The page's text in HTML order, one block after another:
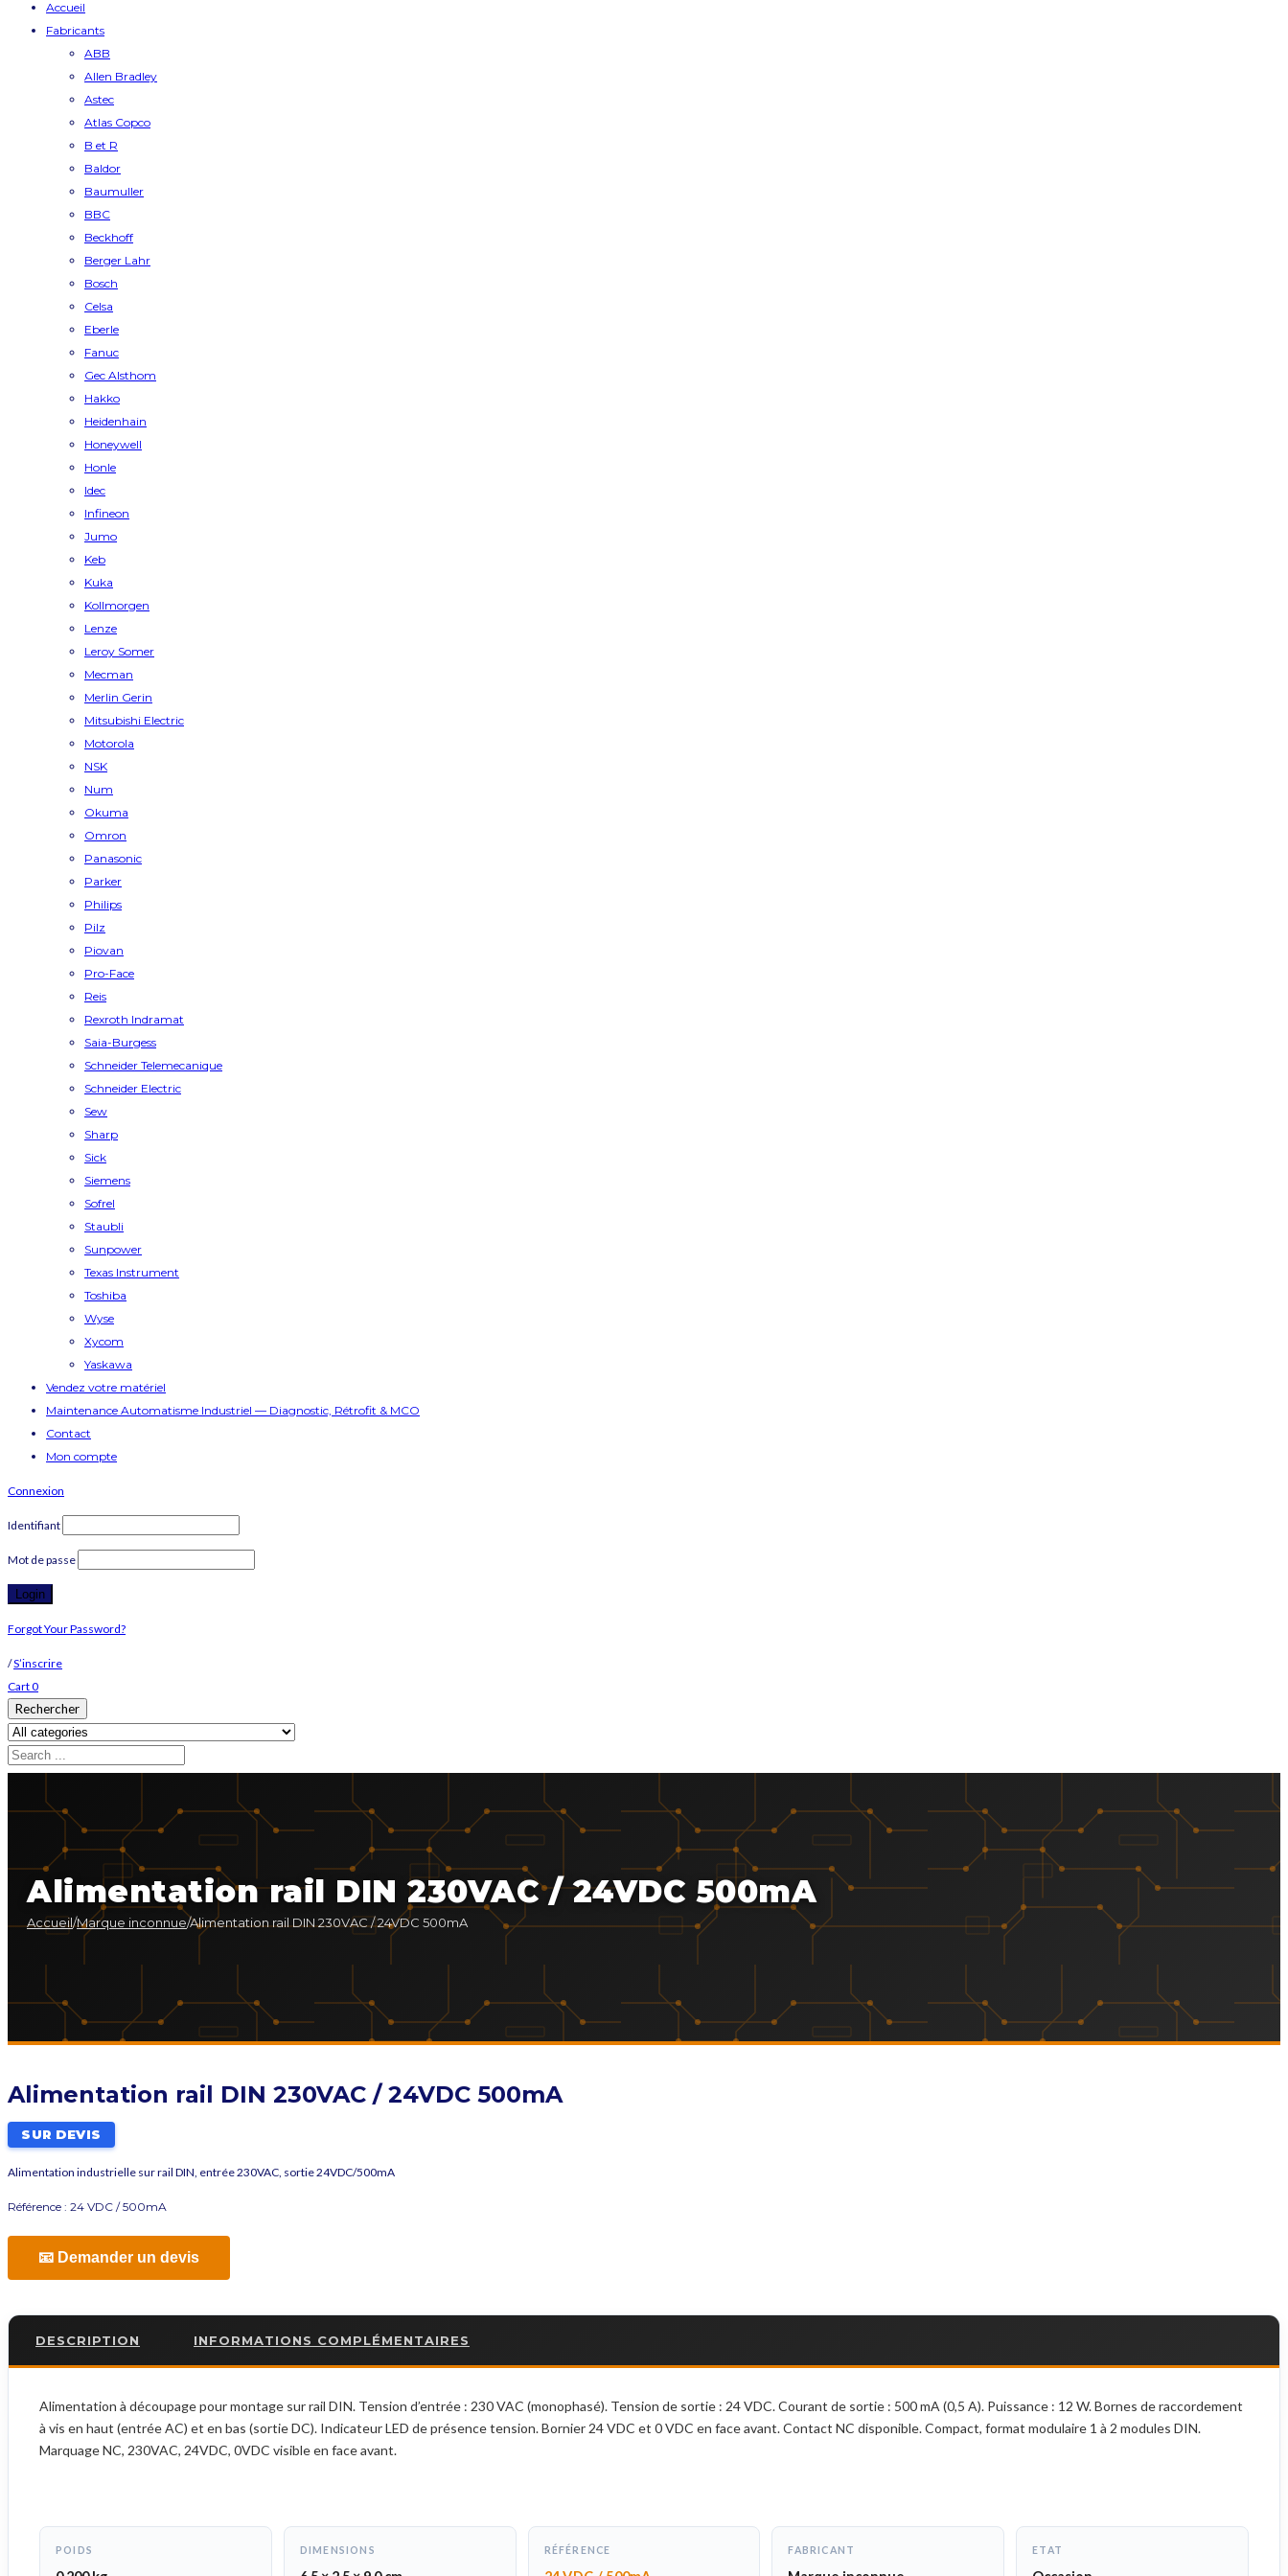
Accueil
Fabricants
ABB
Allen Bradley
Astec
Atlas Copco
B et R
Baldor
Baumuller
BBC
Beckhoff
Berger Lahr
Bosch
Celsa
Eberle
Fanuc
Gec Alsthom
Hakko
Heidenhain
Honeywell
Honle
Idec
Infineon
Jumo
Keb
Kuka
Kollmorgen
Lenze
Leroy Somer
Mecman
Merlin Gerin
Mitsubishi Electric
Motorola
NSK
Num
Okuma
Omron
Panasonic
Parker
Philips
Pilz
Piovan
Pro-Face
Reis
Rexroth Indramat
Saia-Burgess
Schneider Telemecanique
Schneider Electric
Sew
Sharp
Sick
Siemens
Sofrel
Staubli
Sunpower
Texas Instrument
Toshiba
Wyse
Xycom
Yaskawa
Vendez votre matériel
Maintenance Automatisme Industriel — Diagnostic, Rétrofit & MCO
Contact
Mon compte
Connexion
Identifiant
Mot de passe
Forgot Your Password?
/S’inscrire
Cart0
Rechercher
Alimentation rail DIN 230VAC / 24VDC 500mA
Accueil/Marque inconnue/Alimentation rail DIN 230VAC / 24VDC 500mA
Alimentation rail DIN 230VAC / 24VDC 500mA
SUR DEVIS
Alimentation industrielle sur rail DIN, entrée 230VAC, sortie 24VDC/500mA
Référence : 24 VDC / 500mA
📧 Demander un devis
DESCRIPTION INFORMATIONS COMPLÉMENTAIRES
Alimentation à découpage pour montage sur rail DIN. Tension d’entrée : 230 VAC (monophasé). Tension de sortie : 24 VDC. Courant de sortie : 500 mA (0,5 A). Puissance : 12 W. Bornes de raccordement
à vis en haut (entrée AC) et en bas (sortie DC). Indicateur LED de présence tension. Bornier 24 VDC et 0 VDC en face avant. Contact NC disponible. Compact, format modulaire 1 à 2 modules DIN.
Marquage NC, 230VAC, 24VDC, 0VDC visible en face avant.
POIDS DIMENSIONS RÉFÉRENCE FABRICANT ETAT